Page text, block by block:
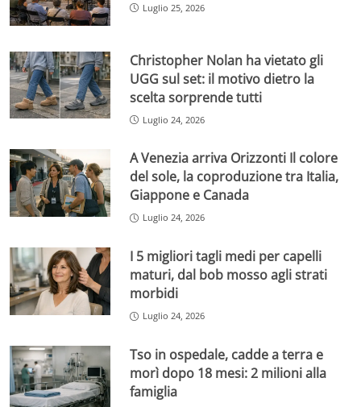
Luglio 25, 2026
Christopher Nolan ha vietato gli
UGG sul set: il motivo dietro la
scelta sorprende tutti
Luglio 24, 2026
A Venezia arriva Orizzonti Il colore
del sole, la coproduzione tra Italia,
Giappone e Canada
Luglio 24, 2026
I 5 migliori tagli medi per capelli
maturi, dal bob mosso agli strati
morbidi
Luglio 24, 2026
Tso in ospedale, cadde a terra e
morì dopo 18 mesi: 2 milioni alla
famiglia